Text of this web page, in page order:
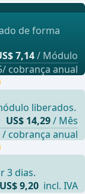
3 dias.
US$ 9,20 incl. IVA
de forma
7,14/ Módulo
cobrança anual
liberados.
US$ 14,29/ Mês
/ cobrança anual